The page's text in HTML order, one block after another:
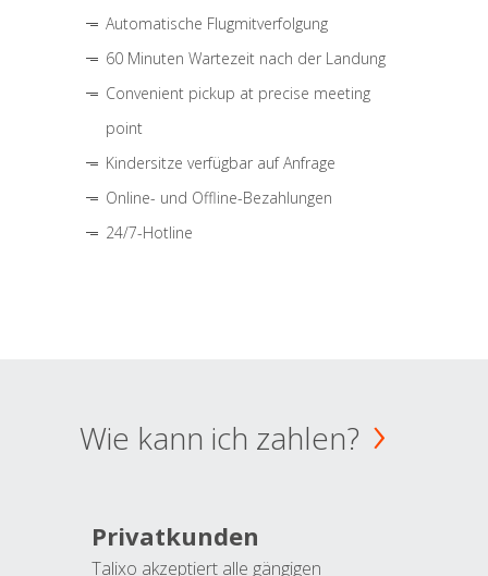
Automatische Flugmitverfolgung
60 Minuten Wartezeit nach der Landung
Convenient pickup at precise meeting
point
Kindersitze verfügbar auf Anfrage
Online- und Offline-Bezahlungen
24/7-Hotline
Wie kann ich zahlen?
Privatkunden
Talixo akzeptiert alle gängigen